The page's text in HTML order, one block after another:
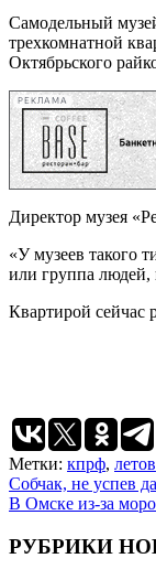
Самодельный
трехкомнатной
Октябрьского
РЕКЛАМА
Директор музея
«У музеев такого
или группа людей,
Квартирой сейчас
Метки: кпрф, летов
Навигация
по
записям
Собчак, не успев
В Омске из-за
РУБРИКИ